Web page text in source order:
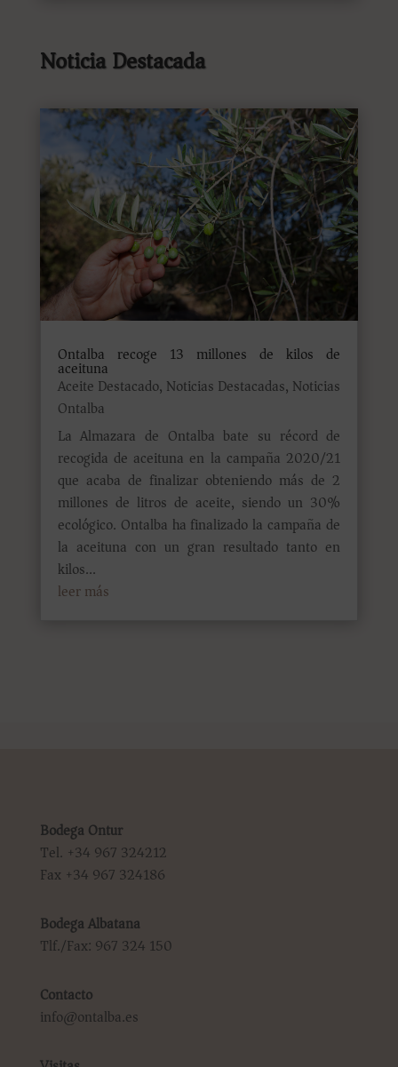
Noticia Destacada
Ontalba recoge 13 millones de kilos de
aceituna
Aceite Destacado, Noticias Destacadas, Noticias
Ontalba
La Almazara de Ontalba bate su récord de
recogida de aceituna en la campaña 2020/21
que acaba de finalizar obteniendo más de 2
millones de litros de aceite, siendo un 30%
ecológico. Ontalba ha finalizado la campaña de
la aceituna con un gran resultado tanto en
kilos...
leer más
Bodega Ontur
Tel. +34 967 324212
Fax +34 967 324186
Bodega Albatana
Tlf./Fax: 967 324 150
Contacto
info@ontalba.es